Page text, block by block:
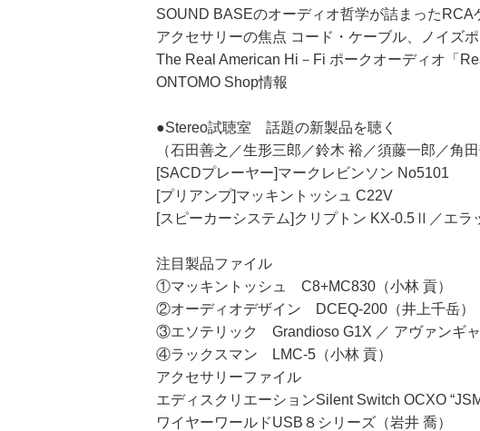
SOUND BASEのオーディオ哲学が詰まったRCA
アクセサリーの焦点 コード・ケーブル、ノイズ
The Real American Hi－Fi ポークオーディオ「
ONTOMO Shop情報
●Stereo試聴室 話題の新製品を聴く
（石田善之／生形三郎／鈴木 裕／須藤一郎／角
[SACDプレーヤー]マークレビンソン No5101
[プリアンプ]マッキントッシュ C22V
[スピーカーシステム]クリプトン KX-0.5Ⅱ／エラ
注目製品ファイル
①マッキントッシュ C8+MC830（小林 貢）
②オーディオデザイン DCEQ-200（井上千岳）
③エソテリック Grandioso G1X ／ アヴァンギャ
④ラックスマン LMC-5（小林 貢）
アクセサリーファイル
エディスクリエーションSilent Switch OCXO
ワイヤーワールドUSB８シリーズ（岩井 喬）